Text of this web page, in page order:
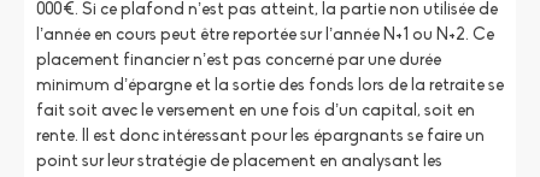
000€. Si ce plafond n’est pas atteint, la partie non utilisée de
l’année en cours peut être reportée sur l’année N+1 ou N+2. Ce
placement financier n’est pas concerné par une durée
minimum d’épargne et la sortie des fonds lors de la retraite se
fait soit avec le versement en une fois d’un capital, soit en
rente. Il est donc intéressant pour les épargnants se faire un
point sur leur stratégie de placement en analysant les